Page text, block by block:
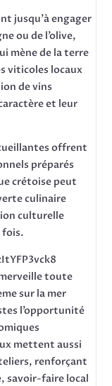
jusqu’à engager
ou de l’olive,
mène de la terre
viticoles locaux
de vins
et leur
offrent
préparés
crétoise peut
culinaire
culturelle
fois.
toute
sur la mer
l’opportunité
mettent aussi
renforçant
savoir-faire local